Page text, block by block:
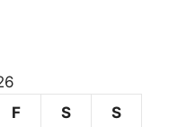
F S S